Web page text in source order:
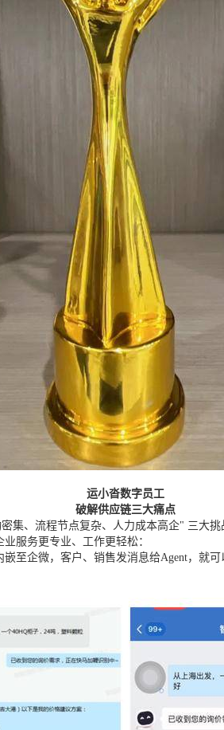
运小沓数字员工
破解供应链三大痛点
集、流程节点复杂、人力成本高企" 三大
服务更专业、工作更轻松：
嵌至企微，客户、销售发消息给Agent，就